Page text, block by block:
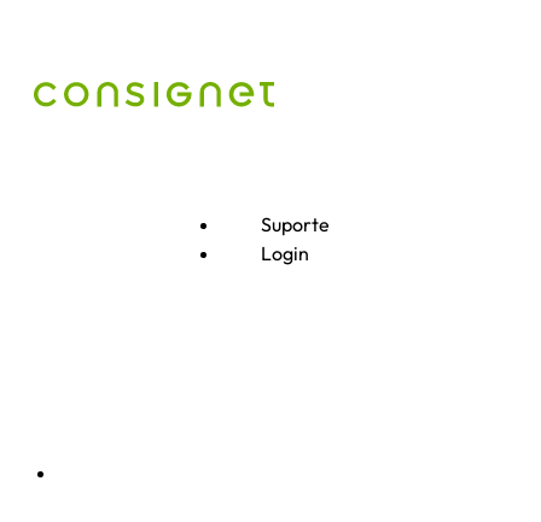
Suporte
Login